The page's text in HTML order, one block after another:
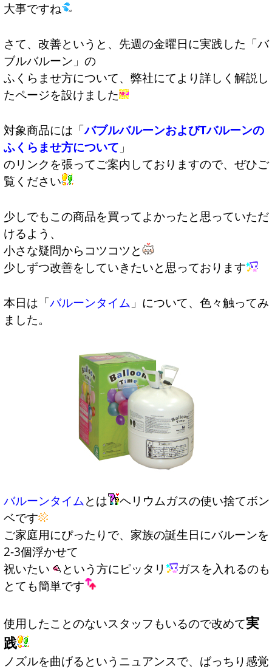
大事ですね
さて、改善というと、先週の金曜日に実践した「バ
ブルバルーン」の
ふくらませ方について、弊社にてより詳しく解説し
たページを設けました
対象商品には「バブルバルーンおよびTバルーンの
ふくらませ方について 」
のリンクを張ってご案内しておりますので、ぜひご
覧ください
少しでもこの商品を買ってよかったと思っていただ
けるよう、
小さな疑問からコツコツと
少しずつ改善をしていきたいと思っております
本日は「バルーンタイム 」について、色々触ってみ
ました。
バルーンタイム とは
ヘリウムガスの使い捨てボン
ベです
ご家庭用にぴったりで、家族の誕生日にバルーンを
2-3個浮かせて
祝いたい
という方にピッタリ
ガスを入れるのも
とても簡単です
使用したことのないスタッフもいるので改めて実
践
ノズルを曲げるというニュアンスで、ばっちり感覚